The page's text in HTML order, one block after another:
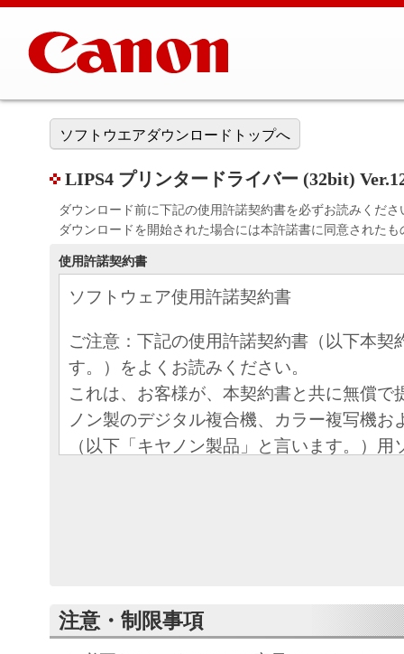
ソフトウエアダウンロードトップへ
LIPS4 プリンタードライバー (32bit)
ダウンロード前に下記の使用許諾契約書を必ずお読みくださ
ダウンロードを開始された場合には本許諾書に同意された
使用許諾契約書
ソフトウェア使用許諾契約書
ご注意：下記の使用許諾契約書（以下本契
す。）をよくお読みください。
これは、お客様が、本契約書と共に無償で
ノン製のデジタル複合機、カラー複写機お
（以下「キヤノン製品」と言います。）用
点、または「本ソフトウェア」のインスト
注意・制限事項